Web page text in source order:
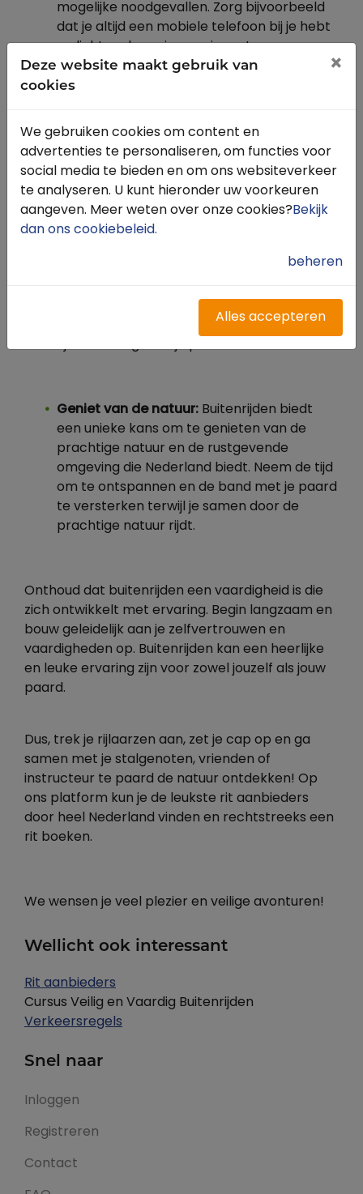
mogelijke noodgevallen. Zorg bijvoorbeeld
dat je altijd een mobiele telefoon bij je hebt
en licht anderen in over je route en
geschatte terugkomsttijd. Zorg er ook voor
dat je het nummer van je dierenarts
met een eigen paard op pad gaat. Dit zorgt
voor extra veiligheid en rust tijdens je
buitenrit.
Communiceer met je paard:
hij zich goed gedraagt. Zo wordt het ook een
Geniet van de natuur: Buitenrijden biedt
een unieke kans om te genieten van de
prachtige natuur en de rustgevende
omgeving die Nederland biedt. Neem de tijd
om te ontspannen en de band met je paard
te versterken terwijl je samen door de
prachtige natuur rijdt.
Onthoud dat buitenrijden een vaardigheid is die
zich ontwikkelt met ervaring. Begin langzaam en
bouw geleidelijk aan je zelfvertrouwen en
vaardigheden op. Buitenrijden kan een heerlijke
en leuke ervaring zijn voor zowel jouzelf als jouw
paard.
Dus, trek je rijlaarzen aan, zet je cap op en ga
samen met je stalgenoten, vrienden of
instructeur te paard de natuur ontdekken! Op
ons platform kun je de leukste rit aanbieders
door heel Nederland vinden en rechtstreeks een
rit boeken.
We wensen je veel plezier en veilige avonturen!
Wellicht ook interessant
Rit aanbieders
Cursus Veilig en Vaardig Buitenrijden
Verkeersregels
Snel naar
Inloggen
Registreren
Contact
Deze website maakt gebruik van
cookies
×
We gebruiken cookies om content en
advertenties te personaliseren, om functies voor
social media te bieden en om ons websiteverkeer
te analyseren. U kunt hieronder uw voorkeuren
aangeven. Meer weten over onze cookies? Bekijk
dan ons cookiebeleid.
beheren
Alles accepteren